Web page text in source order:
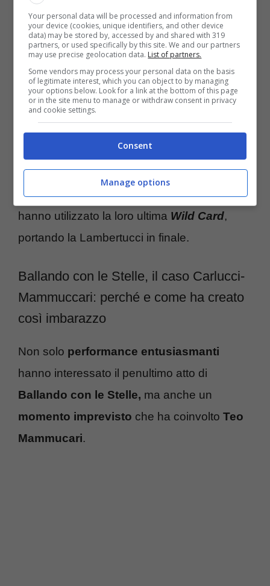
La tensioneè salita durante ilballottaggio
tra Giovanni Terzi e Giada Lini e la coppia
Casula. Terzi ha conquistato la vittoria, ma
una mossa sorprendente ha caratterizzato la
serata. Sara Di Vaira e Simone De Pasquale
hanno utilizzato la loro ultima Wild Card,
portando la Lambertucci in finale.
Ballando con le Stelle, il caso Carlucci-
Mammuccari: perché e come ha creato
così imbarazzo
Non solo performance entusiasmanti
hanno interessato il penultimo atto di
Ballando con le Stelle, ma anche un
momento imprevisto che ha coinvolto Teo
Mammucari.
Your personal data will be processed and information from
your device (cookies, unique identifiers, and other device
data) may be stored by, accessed by and shared with 319
partners, or used specifically by this site. We and our partners
may use precise geolocation data. List of partners.
Some vendors may process your personal data on the basis
of legitimate interest, which you can object to by managing
your options below. Look for a link at the bottom of this page
or in the site menu to manage or withdraw consent in privacy
and cookie settings.
Consent
Manage options